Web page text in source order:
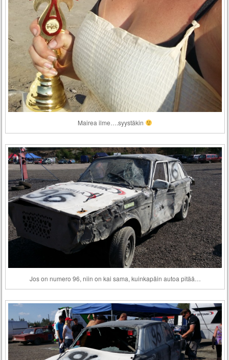
Mairea ilme….syystäkin
Jos on numero 96, niin on kai sama, kuinkapäin autoa pitää…